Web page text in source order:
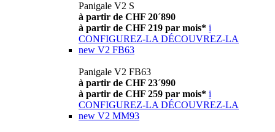
Panigale V2 S
à partir de CHF 20´890
à partir de CHF 219 par mois* i
CONFIGUREZ-LA DÉCOUVREZ-LA
new V2 FB63
Panigale V2 FB63
à partir de CHF 23´990
à partir de CHF 259 par mois* i
CONFIGUREZ-LA DÉCOUVREZ-LA
new V2 MM93